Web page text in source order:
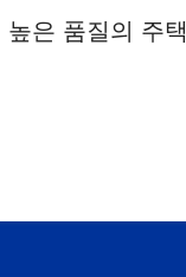
은 품질의 주택